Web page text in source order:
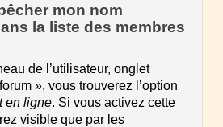
mon nom
la liste des membres
de l’utilisateur, onglet
», vous trouverez l’option
en ligne. Si vous activez cette
visible que par les